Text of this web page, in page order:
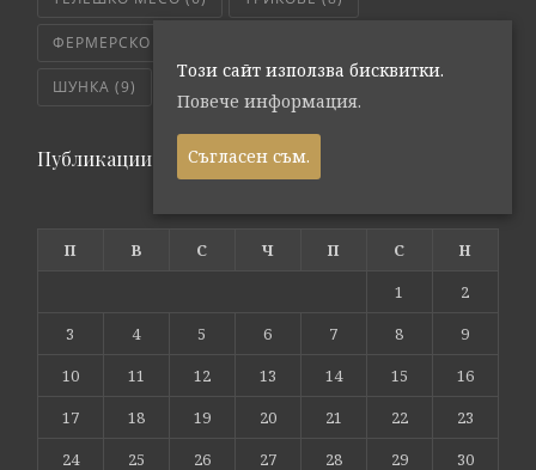
ФЕРМЕРСКО СВЕЖО
ШУНКА (9)
Публикации по дата
П В С Ч П С
Н
1
2
3
4 5 6 7 8
9
10
11 12 13 14 15
16
17
18 19 20 21 22
23
24
25 26 27 28 29 30
Този сайт използва бисквитки.
Повече информация.
Съгласен съм.